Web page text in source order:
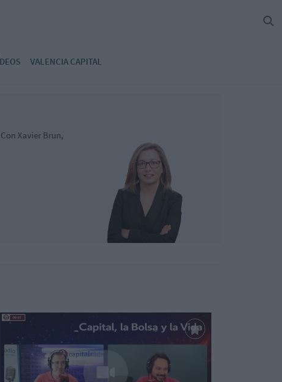
VALENCIA CAPITAL
Xavier Brun,